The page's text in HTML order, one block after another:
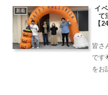
ー
ん
新着
イ
て
【
皆さ
です
をお